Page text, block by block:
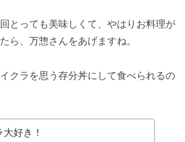
とっても美味しくて、やはりお料理が
ら、万惣さんをあげますね。
クラを思う存分丼にして食べられるの
好き！